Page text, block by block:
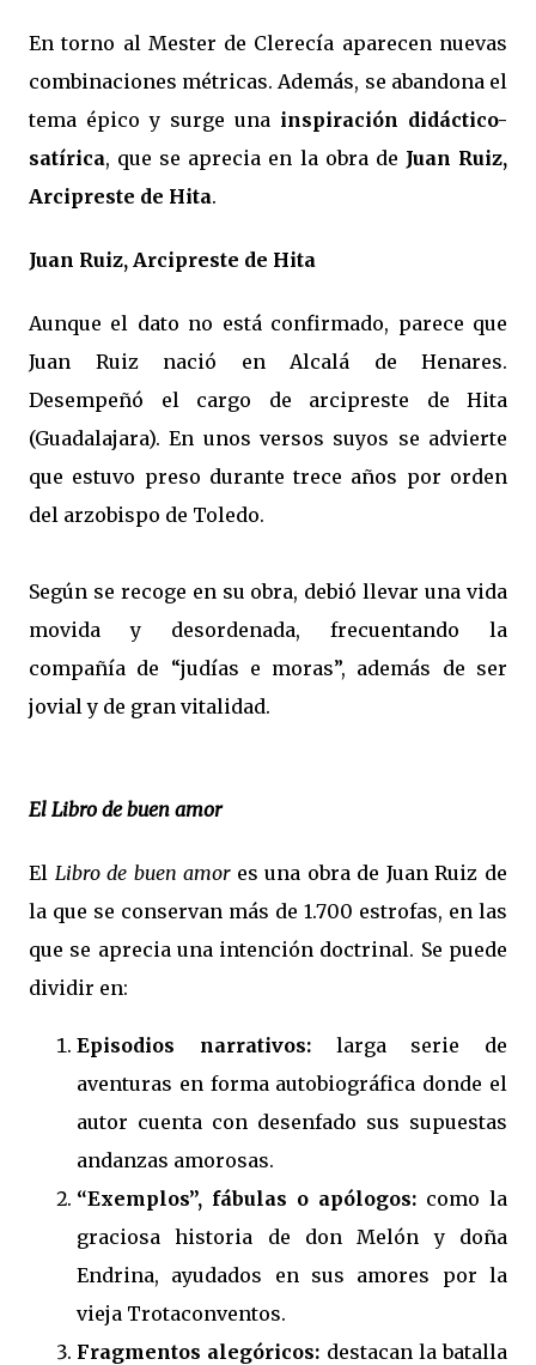
En torno al Mester de Clerecía aparecen nuevas
combinaciones métricas. Además, se abandona el
tema épico y surge una inspiración didáctico-
satírica, que se aprecia en la obra de Juan Ruiz,
Arcipreste de Hita.
Juan Ruiz, Arcipreste de Hita
Aunque el dato no está confirmado, parece que
Juan Ruiz nació en Alcalá de Henares.
Desempeñó el cargo de arcipreste de Hita
(Guadalajara). En unos versos suyos se advierte
que estuvo preso durante trece años por orden
del arzobispo de Toledo.
Según se recoge en su obra, debió llevar una vida
movida y desordenada, frecuentando la
compañía de “judías e moras”, además de ser
jovial y de gran vitalidad.
El Libro de buen amor
El Libro de buen amores una obra de Juan Ruiz de
la que se conservan más de 1.700 estrofas, en las
que se aprecia una intención doctrinal. Se puede
dividir en:
Episodios narrativos:larga serie de
aventuras en forma autobiográfica donde el
autor cuenta con desenfado sus supuestas
andanzas amorosas.
“Exemplos”, fábulas o apólogos: como la
graciosa historia de don Melón y doña
Endrina, ayudados en sus amores por la
vieja Trotaconventos.
Fragmentos alegóricos: destacan la batalla